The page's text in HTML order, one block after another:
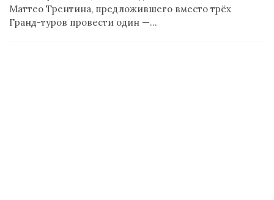
Маттео Трентина, предложившего вместо трёх
Гранд-туров провести один —…